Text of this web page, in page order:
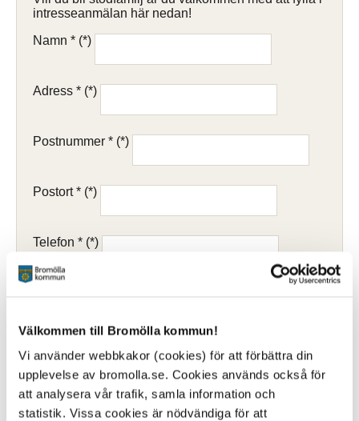
Välkommen till Bromölla kommun!
Vi använder webbkakor (cookies) för att förbättra din
upplevelse av bromolla.se. Cookies används också för
att analysera vår trafik, samla information och
statistik. Vissa cookies är nödvändiga för att
intresseanmälan här nedan!
Namn *
Adress *
Postnummer *
Postort *
Telefon *